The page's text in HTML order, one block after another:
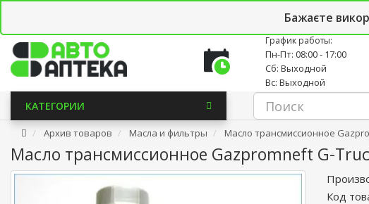
Бажаєте
Новостной блог
График работы:
Пн-Пт: 08:00 - 17:00
Сб: Выходной
Вс: Выходной
КАТЕГОРИИ
Архив товаров Масла и фильтры Масло трансмиссионное
Масло трансмиссионное Gazpromneft G-
Код